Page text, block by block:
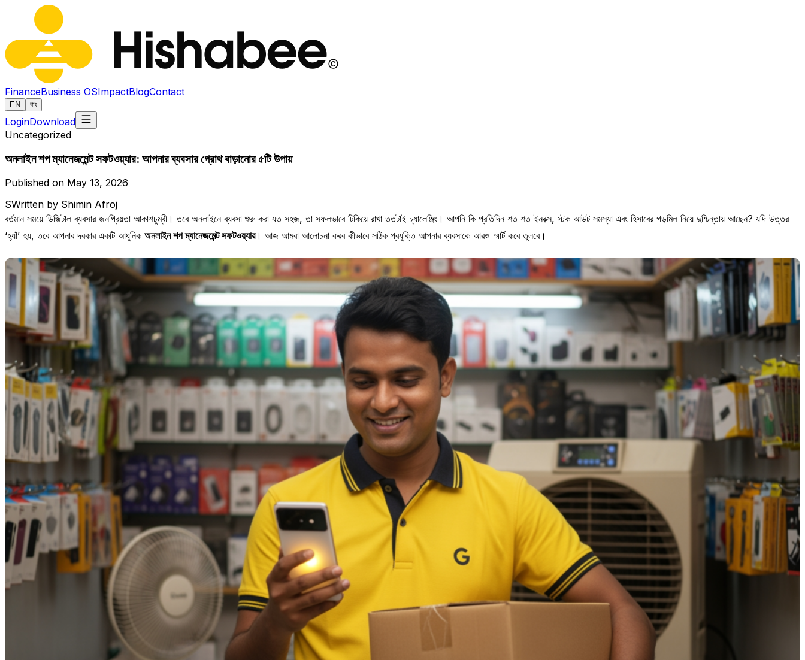
FinanceBusiness OSImpactBlogContact
EN বাং
LoginDownload
Uncategorized
অনলাইন শপ ম্যানেজমেন্ট সফটওয়্যার: আপনার ব্যবসার গ্রোথ বাড়ানোর ৫টি উপায়
Published on May 13, 2026
SWritten by Shimin Afroj
বর্তমান সময়ে ডিজিটাল ব্যবসার জনপ্রিয়তা আকাশচুম্বী। তবে অনলাইনে ব্যবসা শুরু করা যত সহজ, তা সফলভাবে টিকিয়ে রাখা ততটাই চ্যালেঞ্জিং। আপনি কি প্রতিদিন শত শত ইনবক্স, স্টক আউট সমস্যা এবং হিসাবের গড়মিল নিয়ে দুশ্চিন্তায় আছেন? যদি উত্তর
‘হ্যাঁ’ হয়, তবে আপনার দরকার একটি আধুনিক অনলাইন শপ ম্যানেজমেন্ট সফটওয়্যার। আজ আমরা আলোচনা করব কীভাবে সঠিক প্রযুক্তি আপনার ব্যবসাকে আরও স্মার্ট করে তুলবে।